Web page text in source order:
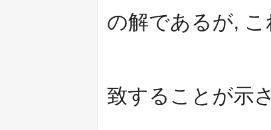
の解であるが,
致することが示